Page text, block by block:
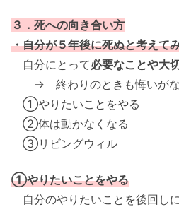
３．死への向き合い方
・自分が５年後に死ぬと考えて
自分にとって必要なことや大
→ 終わりのときも悔いがな
①やりたいことをやる
②体は動かなくなる
③リビングウィル
①やりたいことをやる
自分のやりたいことを後回し